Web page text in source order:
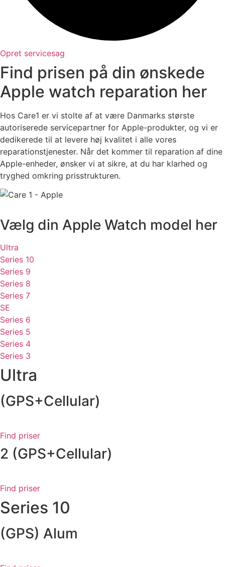
Opret servicesag
Find prisen på din ønskede
Apple watch reparation her
Hos Care1 er vi stolte af at være Danmarks største
autoriserede servicepartner for Apple-produkter, og vi er
dedikerede til at levere høj kvalitet i alle vores
reparationstjenester. Når det kommer til reparation af dine
Apple-enheder, ønsker vi at sikre, at du har klarhed og
tryghed omkring prisstrukturen.
Vælg din Apple Watch model her
Ultra
Series 10
Series 9
Series 8
Series 7
SE
Series 6
Series 5
Series 4
Series 3
Ultra
(GPS+Cellular)
Find priser
2 (GPS+Cellular)
Find priser
Series 10
(GPS) Alum